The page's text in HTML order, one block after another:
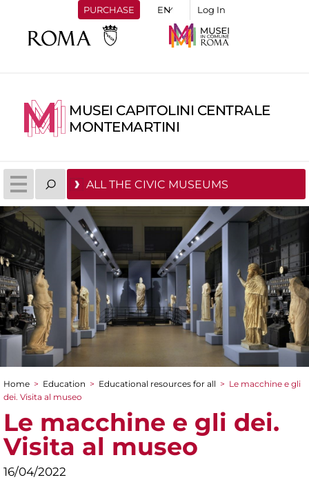
PURCHASE Log In
MUSEI CAPITOLINI CENTRALE
MONTEMARTINI
ALL THE CIVIC MUSEUMS
You are here
Home > Education > Educational resources for all > Le macchine e gli
dei. Visita al museo
Le macchine e gli dei.
Visita al museo
16/04/2022